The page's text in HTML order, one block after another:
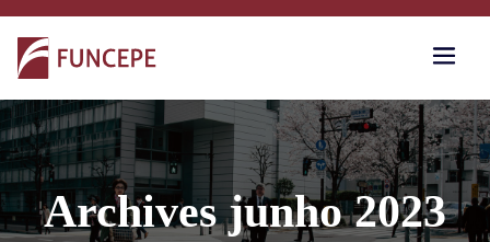
Archives junho 2023